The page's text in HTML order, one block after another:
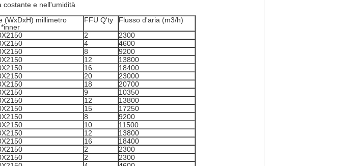
costante e nell'umidità
(WxDxH) millimetro
FFU Q'ty
Flusso d'aria (m3/h)
2
2300
4
4600
8
9200
12
13800
16
18400
20
23000
18
20700
9
10350
12
13800
15
17250
8
9200
10
11500
12
13800
16
18400
2
2300
2
2300